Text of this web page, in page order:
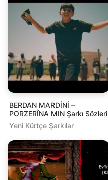
BERDAN MARDİNİ –
PORZERÎNA MIN Şarkı Sözleri
Yeni Kürtçe Şarkılar